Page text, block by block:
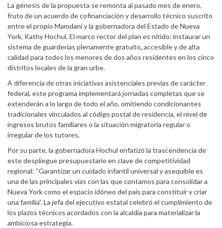
La génesis de la propuesta se remonta al pasado mes de enero,
fruto de un acuerdo de cofinanciación y desarrollo técnico suscrito
entre el propio Mamdani y la gobernadora del Estado de Nueva
York, Kathy Hochul. El marco rector del plan es nítido: instaurar un
sistema de guarderías plenamente gratuito, accesible y de alta
calidad para todos los menores de dos años residentes en los cinco
distritos locales de la gran urbe.
A diferencia de otras iniciativas asistenciales previas de carácter
federal, este programa implementará jornadas completas que se
extenderán a lo largo de todo el año, omitiendo condicionantes
tradicionales vinculados al código postal de residencia, el nivel de
ingresos brutos familiares o la situación migratoria regular o
irregular de los tutores.
Por su parte, la gobernadora Hochul enfatizó la trascendencia de
este despliegue presupuestario en clave de competitividad
regional: “Garantizar un cuidado infantil universal y asequible es
una de las principales vías con las que contamos para consolidar a
Nueva York como el espacio idóneo del país para constituir y criar
una familia”. La jefa del ejecutivo estatal celebró el cumplimiento de
los plazos técnicos acordados con la alcaldía para materializar la
ambiciosa estrategia.